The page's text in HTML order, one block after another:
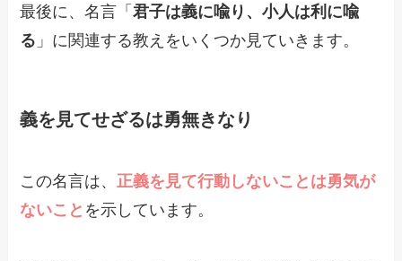
最後に、名言「君子は義に喩り、小人は利に喩
る 」に関連する教えをいくつか見ていきます。
義を見てせざるは勇無きなり
この名言は、正義を見て行動しないことは勇気が
ないこと を示しています。